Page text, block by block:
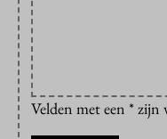
Velden met een * zijn